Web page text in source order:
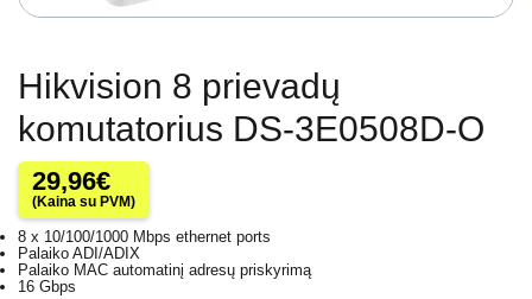
Hikvision 8 prievadų
komutatorius DS-3E0508D-O
29,96€
(Kaina su PVM)
8 x 10/100/1000 Mbps ethernet ports
Palaiko ADI/ADIX
Palaiko MAC automatinį adresų priskyrimą
16 Gbps